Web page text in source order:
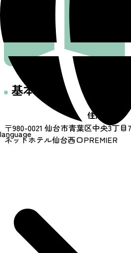
language
基本情報
住所
〒980-0021 仙台市青葉区中央3丁目
ネットホテル仙台西口PREMIER